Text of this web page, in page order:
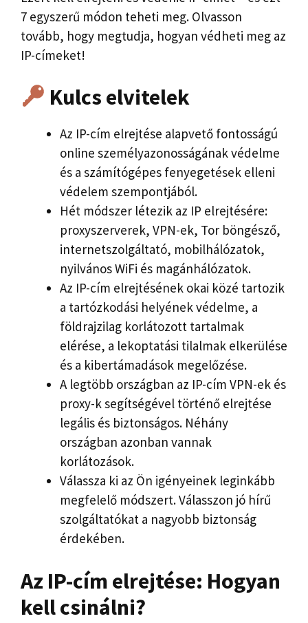
7 egyszerű módon teheti meg. Olvasson
tovább, hogy megtudja, hogyan védheti meg az
IP-címeket!
Kulcs elvitelek
Az IP-cím elrejtése alapvető fontosságú
online személyazonosságának védelme
és a számítógépes fenyegetések elleni
védelem szempontjából.
Hét módszer létezik az IP elrejtésére:
proxyszerverek, VPN-ek, Tor böngésző,
internetszolgáltató, mobilhálózatok,
nyilvános WiFi és magánhálózatok.
Az IP-cím elrejtésének okai közé tartozik
a tartózkodási helyének védelme, a
földrajzilag korlátozott tartalmak
elérése, a lekoptatási tilalmak elkerülése
és a kibertámadások megelőzése.
A legtöbb országban az IP-cím VPN-ek és
proxy-k segítségével történő elrejtése
legális és biztonságos. Néhány
országban azonban vannak
korlátozások.
Válassza ki az Ön igényeinek leginkább
megfelelő módszert. Válasszon jó hírű
szolgáltatókat a nagyobb biztonság
érdekében.
Az IP-cím elrejtése: Hogyan
kell csinálni?